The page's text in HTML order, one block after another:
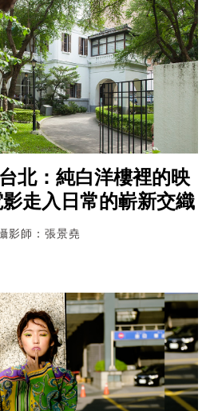
北：純白洋樓裡的映
走入日常的嶄新交織
影師：張景堯